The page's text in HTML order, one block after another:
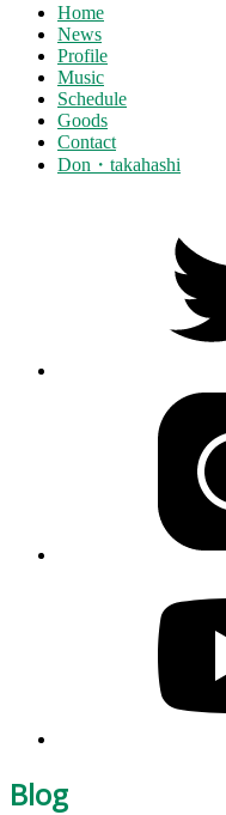
Home
News
Profile
Music
Schedule
Goods
Contact
Don・takahashi
Blog